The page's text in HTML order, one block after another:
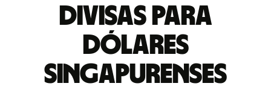
divisas para
dólares
singapurenses